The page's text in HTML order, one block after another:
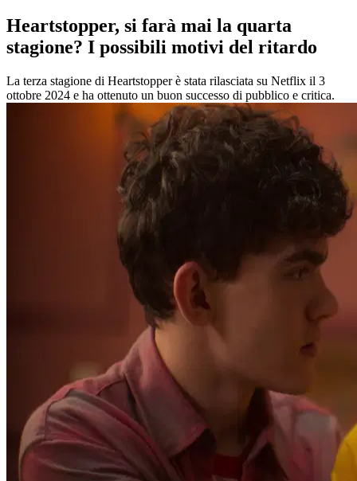
Heartstopper, si farà mai la quarta
stagione? I possibili motivi del ritardo
La terza stagione di Heartstopper è stata rilasciata su Netflix il 3
ottobre 2024 e ha ottenuto un buon successo di pubblico e critica.